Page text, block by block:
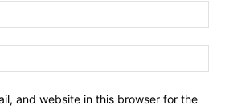
and website in this browser for the